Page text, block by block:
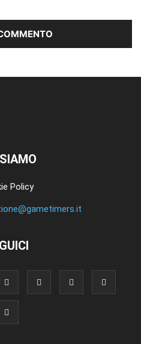
Policy